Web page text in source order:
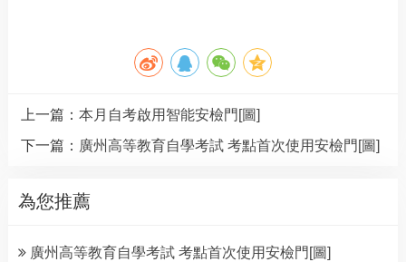
上一篇：本月自考啟用智能安檢門[圖]
下一篇： 廣州高等教育自學考試 考點首次使用安檢門[圖]
為您推薦
廣州高等教育自學考試 考點首次使用安檢門[圖]